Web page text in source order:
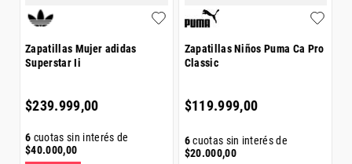
Zapatillas Mujer adidas
Superstar Ii
$239.999,00
6 cuotas sin interés de
$40.000,00
Zapatillas Niños Puma Ca Pro
Classic
$119.999,00
6cuotas sin interés de
$20.000,00